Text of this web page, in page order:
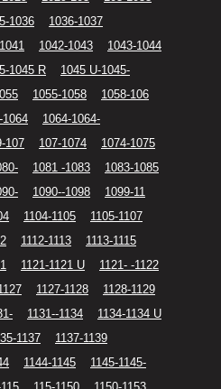
1036
1036-1037
1042-1043
1043-1044
1045 R
1045 U-1045-
1055-1058
1058-106
1064
1064-1064-
107 107-1074
1074-1075
1081 -1083
1083-1085
1090--1098
1099-11
1104-1105
1105-1107
1112-1113
1113-1115
1121-1121 U
1121- -1122
1127-1128
1128-1129
1131--1134
1134-1134 U
1137
1137-1139
1144-1145
1145-1145-